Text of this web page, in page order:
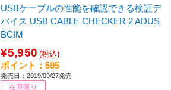
USBケーブルの性能を確認できる検証デ
バイス USB CABLE CHECKER 2 ADUS
BCIM
¥5,950 (税込)
ポイント：595
発売日：2019/09/27発売
在庫限り